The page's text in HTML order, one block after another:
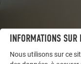
LAISSEZ-VOUS
AUTRES BÂTIMENTS
INFORMATIONS SUR
Nous utilisons sur ce